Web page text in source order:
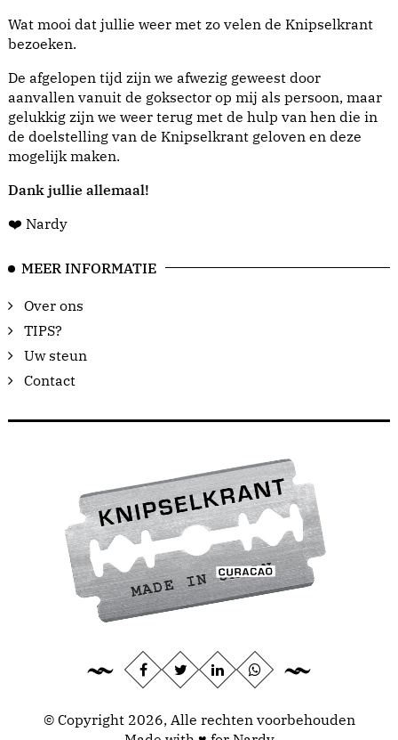
Wat mooi dat jullie weer met zo velen de Knipselkrant
bezoeken.
De afgelopen tijd zijn we afwezig geweest door
aanvallen vanuit de goksector op mij als persoon, maar
gelukkig zijn we weer terug met de hulp van hen die in
de doelstelling van de Knipselkrant geloven en deze
mogelijk maken.
Dank jullie allemaal!
❤️ Nardy
MEER INFORMATIE
Over ons
TIPS?
Uw steun
Contact
© Copyright 2026, Alle rechten voorbehouden